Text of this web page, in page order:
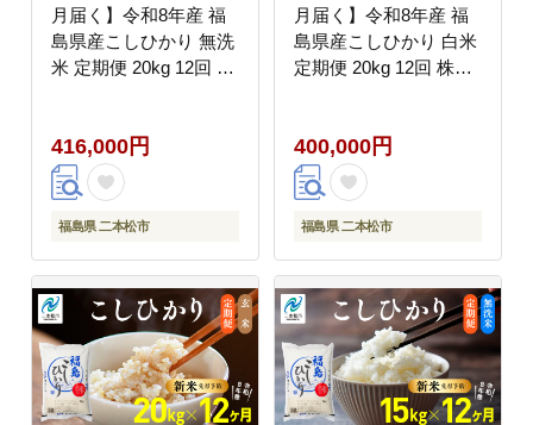
月届く】令和8年産 福
島県産こしひかり 無洗
米 定期便 20kg 12回 株
416,000円
福島県 二本松市
月届く】令和8年産 福
島県産こしひかり 白米
定期便 20kg 12回 株式
400,000円
福島県 二本松市